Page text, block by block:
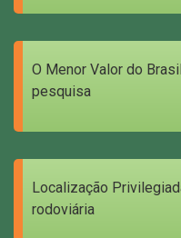
O Menor Valor do
pesquisa
Localização
rodoviária